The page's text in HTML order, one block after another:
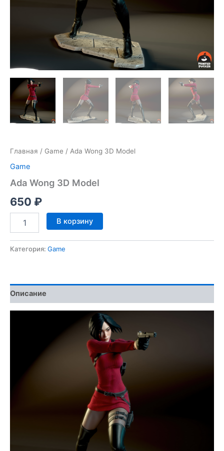
Главная / Game / Ada Wong 3D Model
Game
Ada Wong 3D Model
650 ₽
Количество
товара
Wong
В корзину
Категория: Game
Описание